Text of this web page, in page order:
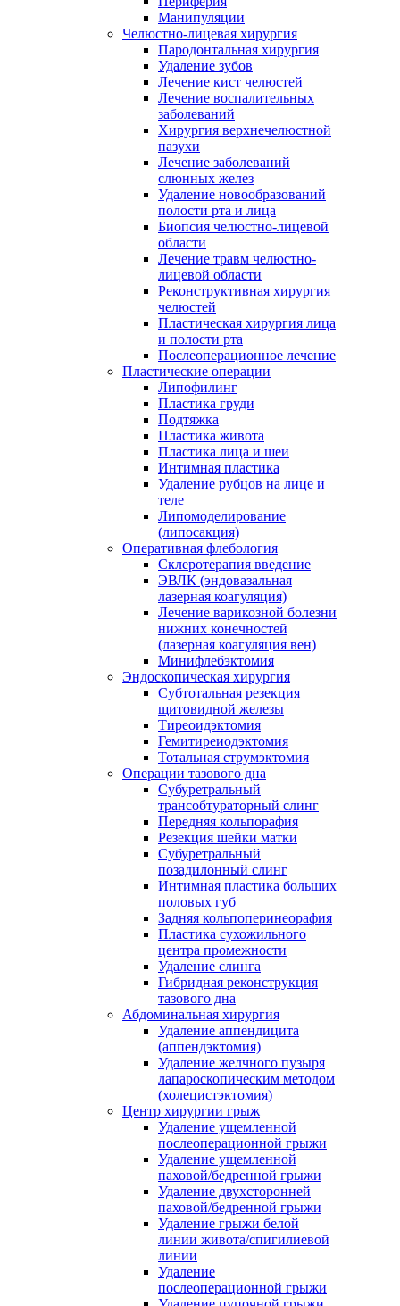
Манипуляции
Челюстно-лицевая хирургия
Пародонтальная хирургия
Удаление зубов
Лечение кист челюстей
Лечение воспалительных
заболеваний
Хирургия верхнечелюстной
пазухи
Лечение заболеваний
слюнных желез
Удаление новообразований
полости рта и лица
Биопсия челюстно-лицевой
области
Лечение травм челюстно-
лицевой области
Реконструктивная хирургия
челюстей
Пластическая хирургия лица
и полости рта
Послеоперационное лечение
Пластические операции
Липофилинг
Пластика груди
Подтяжка
Пластика живота
Пластика лица и шеи
Интимная пластика
Удаление рубцов на лице и
теле
Липомоделирование
(липосакция)
Оперативная флебология
Склеротерапия введение
ЭВЛК (эндовазальная
лазерная коагуляция)
Лечение варикозной болезни
нижних конечностей
(лазерная коагуляция вен)
Минифлебэктомия
Эндоскопическая хирургия
Субтотальная резекция
щитовидной железы
Тиреоидэктомия
Гемитиреиодэктомия
Тотальная струмэктомия
Операции тазового дна
Субуретральный
трансобтураторный слинг
Передняя кольпорафия
Резекция шейки матки
Субуретральный
позадилонный слинг
Интимная пластика больших
половых губ
Задняя кольпоперинеорафия
Пластика сухожильного
центра промежности
Удаление слинга
Гибридная реконструкция
тазового дна
Абдоминальная хирургия
Удаление аппендицита
(аппендэктомия)
Удаление желчного пузыря
лапароскопическим методом
(холецистэктомия)
Центр хирургии грыж
Удаление ущемленной
послеоперационной грыжи
Удаление ущемленной
паховой/бедренной грыжи
Удаление двухсторонней
паховой/бедренной грыжи
Удаление грыжи белой
линии живота/спигилиевой
линии
Удаление
послеоперационной грыжи